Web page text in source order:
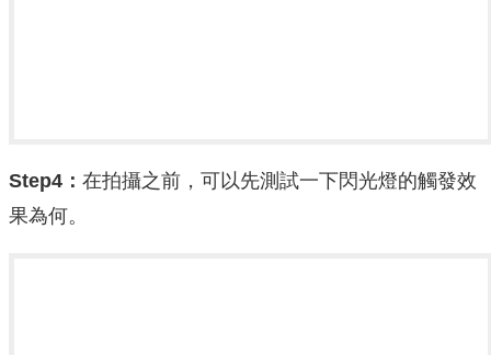
Step4： 在拍攝之前，可以先測試一下閃光燈的觸發效
果為何。